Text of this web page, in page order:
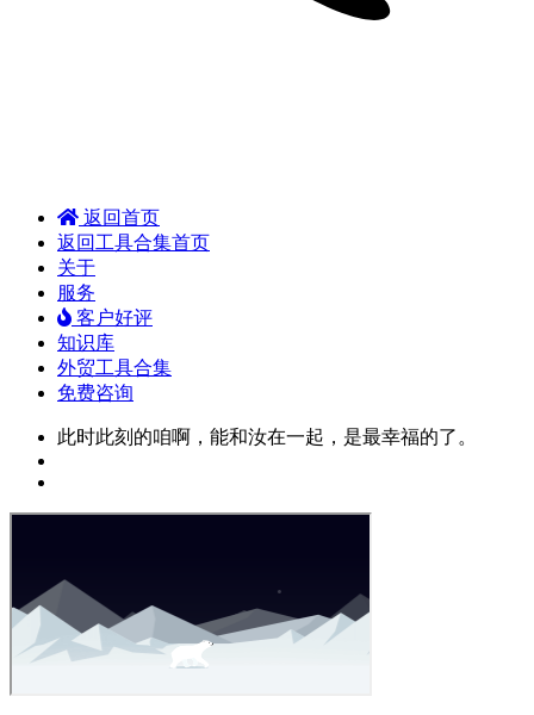
返回首页
返回工具合集首页
关于
服务
客户好评
知识库
外贸工具合集
免费咨询
此时此刻的咱啊，能和汝在一起，是最幸福的了。